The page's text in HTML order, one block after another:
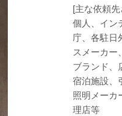
[主な依頼先
個人、イン
庁、各駐日
スメーカー
ブランド、
宿泊施設、
照明メーカ
理店等